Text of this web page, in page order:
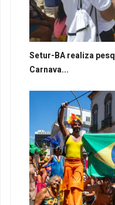
Setur-BA realiza
Carnava...